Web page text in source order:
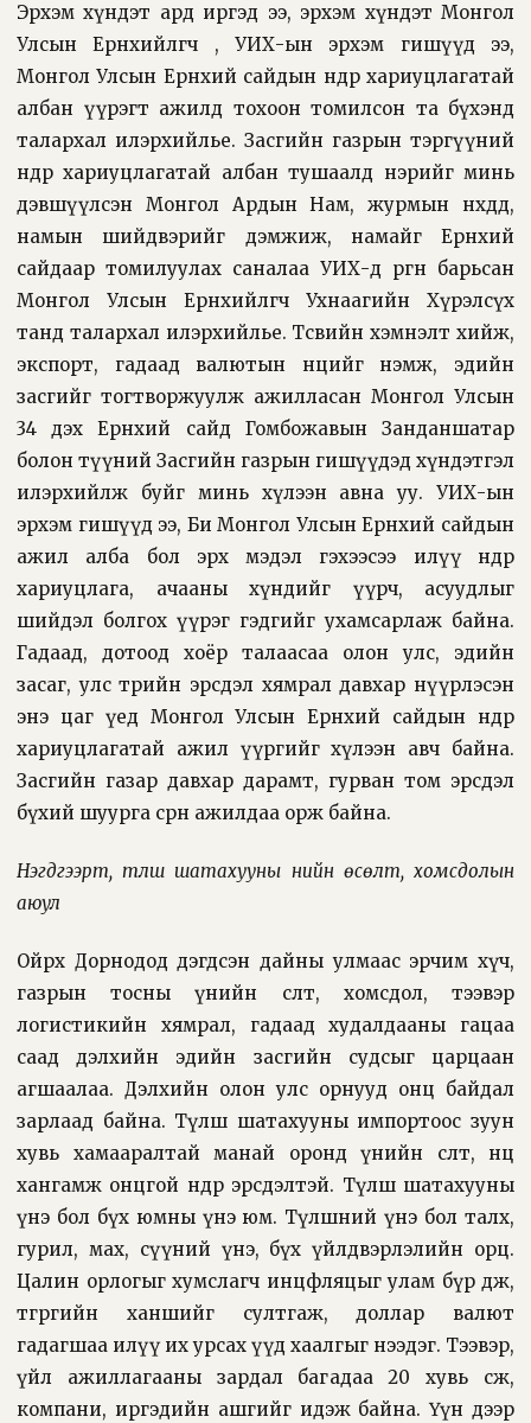
Эрхэм хүндэт ард иргэд ээ, эрхэм хүндэт Монгол
Улсын Ерөнхийлөгч өө, УИХ-ын эрхэм гишүүд ээ,
Монгол Улсын Ерөнхий сайдын өндөр хариуцлагатай
албан үүрэгт ажилд тохоон томилсон та бүхэнд
талархал илэрхийлье. Засгийн газрын тэргүүний
өндөр хариуцлагатай албан тушаалд нэрийг минь
дэвшүүлсэн Монгол Ардын Нам, журмын нөхдөдөө,
намын шийдвэрийг дэмжиж, намайг Ерөнхий
сайдаар томилуулах саналаа УИХ-д өргөн барьсан
Монгол Улсын Ерөнхийлөгч Ухнаагийн Хүрэлсүх
танд талархал илэрхийлье. Төсвийн хэмнэлт хийж,
экспорт, гадаад валютын нөөцийг нэмж, эдийн
засгийг тогтворжуулж ажилласан Монгол Улсын
34 дэх Ерөнхий сайд Гомбожавын Занданшатар
болон түүний Засгийн газрын гишүүдэд хүндэтгэл
илэрхийлж буйг минь хүлээн авна уу. УИХ-ын
эрхэм гишүүд ээ, Би Монгол Улсын Ерөнхий сайдын
ажил алба бол эрх мэдэл гэхээсээ илүү өндөр
хариуцлага, ачааны хүндийг үүрч, асуудлыг
шийдэл болгох үүрэг гэдгийг ухамсарлаж байна.
Гадаад, дотоод хоёр талаасаа олон улс, эдийн
засаг, улс төрийн эрсдэл хямрал давхар нүүрлэсэн
энэ цаг үед Монгол Улсын Ерөнхий сайдын өндөр
хариуцлагатай ажил үүргийг хүлээн авч байна.
Засгийн газар давхар дарамт, гурван том эрсдэл
бүхий шуурга сөрөн ажилдаа орж байна.
Нэгдүгээрт, түлш шатахууны үнийн өсөлт, хомсдолын
аюул
Ойрх Дорнодод дэгдсэн дайны улмаас эрчим хүч,
газрын тосны үнийн өсөлт, хомсдол, тээвэр
логистикийн хямрал, гадаад худалдааны гацаа
саад дэлхийн эдийн засгийн судсыг царцаан
агшаалаа. Дэлхийн олон улс орнууд онц байдал
зарлаад байна. Түлш шатахууны импортоос зуун
хувь хамааралтай манай оронд үнийн өсөлт, нөөц
хангамж онцгой өндөр эрсдэлтэй. Түлш шатахууны
үнэ бол бүх юмны үнэ юм. Түлшний үнэ бол талх,
гурил, мах, сүүний үнэ, бүх үйлдвэрлэлийн орц.
Цалин орлогыг хумслагч инцфляцыг улам бүр өдөөж,
төгрөгийн ханшийг султгаж, доллар валют
гадагшаа илүү их урсах үүд хаалгыг нээдэг. Тээвэр,
үйл ажиллагааны зардал багадаа 20 хувь өсөж,
компани, иргэдийн ашгийг идэж байна. Үүн дээр